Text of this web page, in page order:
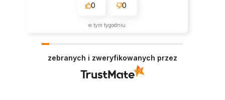
0 0
w tym tygodniu
zebranych i zweryfikowanych przez